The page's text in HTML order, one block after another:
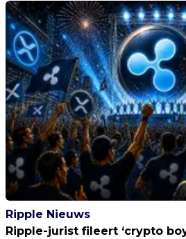
Ripple Nieuws
Ripple-jurist fileert ‘crypto